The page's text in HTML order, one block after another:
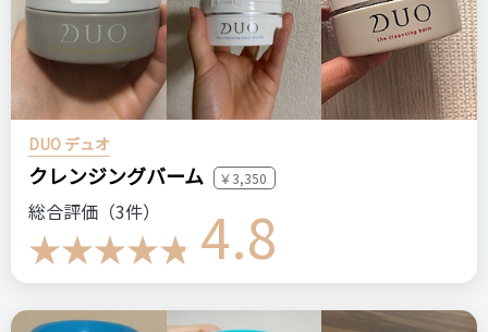
ほぼ脱毛が終わり、少しだけ産毛が生えてくるのが気になる人
にはおすすめ。
この1台で脱毛を完了させたいという人にはあまりお勧めしま
せん。
比較したもの・こちらを選んだ理由
ネームバリュー。
ヤーマンのものとも迷ったが、口コミなども加味してこちらに
しました。
DUO デュオ
クレンジングバーム ￥3,350
総合評価（3件） 4.8